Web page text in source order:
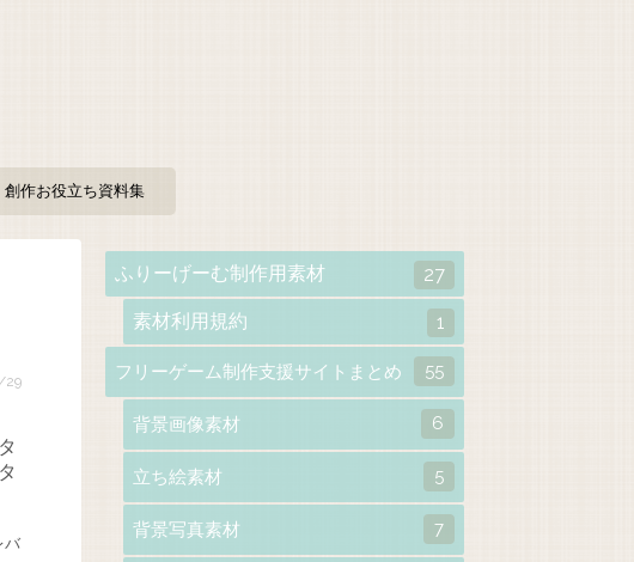
創作お役立ち資料集
29
バ
ふりーげーむ制作用素材 27
素材利用規約 1
フリーゲーム制作支援サイトまとめ 55
背景画像素材 6
立ち絵素材 5
背景写真素材 7